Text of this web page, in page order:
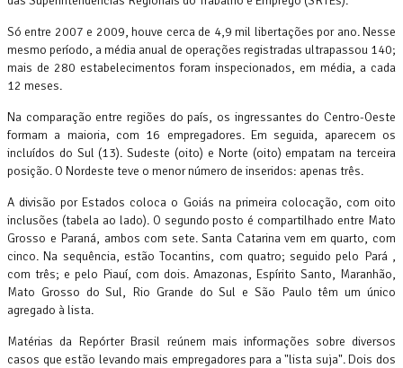
Só entre 2007 e 2009, houve cerca de 4,9 mil libertações por ano. Nesse
mesmo período, a média anual de operações registradas ultrapassou 140;
mais de 280 estabelecimentos foram inspecionados, em média, a cada
12 meses.
Na comparação entre regiões do país, os ingressantes do Centro-Oeste
formam a maioria, com 16 empregadores. Em seguida, aparecem os
incluídos do Sul (13). Sudeste (oito) e Norte (oito) empatam na terceira
posição. O Nordeste teve o menor número de inseridos: apenas três.
A divisão por Estados coloca o Goiás na primeira colocação, com oito
inclusões (tabela ao lado). O segundo posto é compartilhado entre Mato
Grosso e Paraná, ambos com sete. Santa Catarina vem em quarto, com
cinco. Na sequência, estão Tocantins, com quatro; seguido pelo Pará ,
com três; e pelo Piauí, com dois. Amazonas, Espírito Santo, Maranhão,
Mato Grosso do Sul, Rio Grande do Sul e São Paulo têm um único
agregado à lista.
Matérias da Repórter Brasil reúnem mais informações sobre diversos
casos que estão levando mais empregadores para a "lista suja". Dois dos